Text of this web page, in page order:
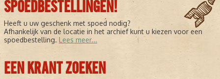
SPOEDBESTELLINGEN!
Heeft u uw geschenk met spoed nodig?
Afhankelijk van de locatie in het archief kunt u kiezen voor een
spoedbestelling. Lees meer...
EEN KRANT ZOEKEN